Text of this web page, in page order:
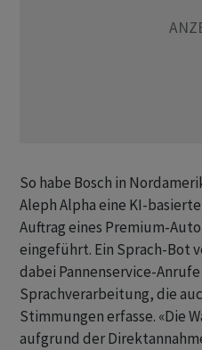
So habe Bosch in
Aleph Alpha eine KI-
Auftrag eines Premium-
eingeführt. Ein Sprach-Bot
dabei Pannenservice-
Sprachverarbeitung, die
Stimmungen erfasse. «Die
aufgrund der